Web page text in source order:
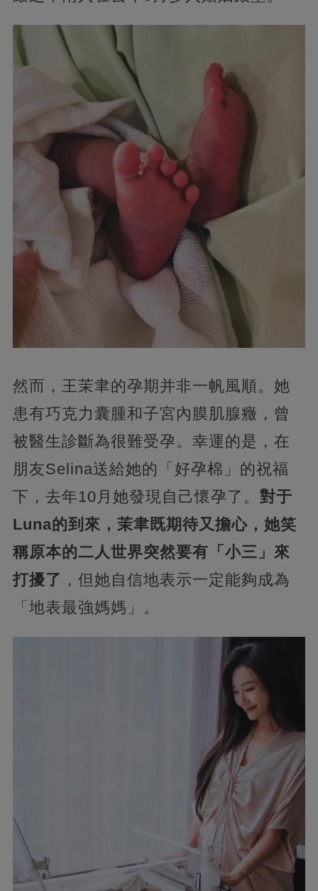
然而，王茉聿的孕期并非一帆風順。她
患有巧克力囊腫和子宮內膜肌腺癥，曾
被醫生診斷為很難受孕。幸運的是，在
朋友Selina送給她的「好孕棉」的祝福
下，去年10月她發現自己懷孕了。 對于
Luna的到來，茉聿既期待又擔心，她笑
稱原本的二人世界突然要有「小三」來
打擾了 ，但她自信地表示一定能夠成為
「地表最強媽媽」。